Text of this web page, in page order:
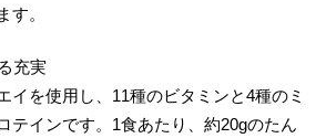
す。
充実
イを使用し、11種のビタミンと4種のミ
テインです。1食あたり、約20gのたん